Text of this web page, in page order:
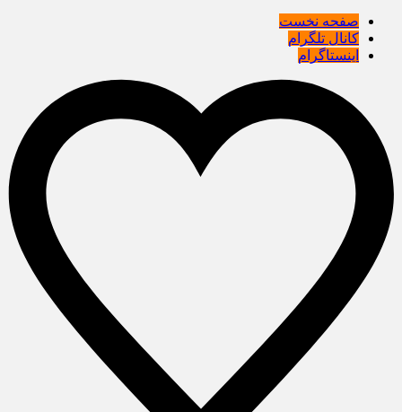
صفحه نخست
کانال تلگرام
اینستاگرام